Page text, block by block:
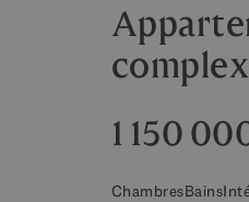
1 150
ChambresBains